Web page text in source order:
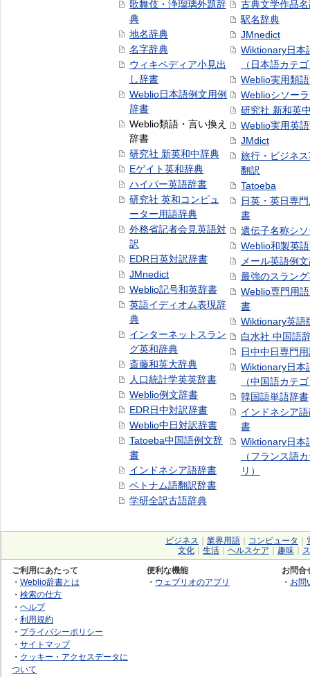
歌舞伎・浄瑠璃外題辞
典
地名辞典
名字辞典
ウィキペディア小見出
し辞書
Weblio日本語例文用例
辞書
Weblio類語・言い換え
辞書
研究社 新英和中辞典
Eゲイト英和辞典
ハイパー英語辞書
研究社 英和コンピュ
ーター用語辞典
外務省記者会見英語対
訳
EDR日英対訳辞書
JMnedict
Weblio記号和英辞書
英語イディオム表現辞
典
インターネットスラン
グ英和辞典
斎藤和英大辞典
人口統計学英英辞書
Weblio例文辞書
EDR日中対訳辞書
Weblio中日対訳辞書
Tatoeba中国語例文辞
書
インドネシア語辞書
ベトナム語翻訳辞書
学研全訳古語辞典
古典文学作品
駅名辞典
JMnedict
Wiktionary日本
（日本語カテ
Weblio実用類
Weblioシソー
研究社 新和英
Weblio実用英
JMdict
旅行・ビジネ
翻訳
Tatoeba
日英・英日専
書
遺伝子名称シ
Weblio和製英
メール英語例
最強のスラン
Weblio専門用
書
Wiktionary英語
白水社 中国語
日中中日専門
Wiktionary日本
（中国語カテ
韓国語単語辞書
インドネシア
書
Wiktionary日本
（フランス語
リ）
ビジネス 業界用語 コンピュータ
文化
生活 ヘルスケア 趣味
ご利用にあたって
・ Weblio辞書とは
・ 検索の仕方
・ ヘルプ
・ 利用規約
・ プライバシーポリシー
・ サイトマップ
・ クッキー・アクセスデータに
ついて
便利な機能
・ ウェブリオのアプリ
お問合
・ お問